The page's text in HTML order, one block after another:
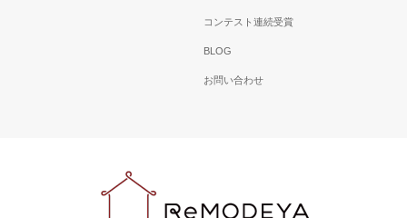
コンテスト連続受賞
BLOG
お問い合わせ